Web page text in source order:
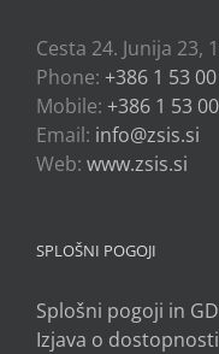
Cesta 24. Junija 23,
Phone: +386 1 53
Mobile: +386 1 53
Email: info@zsis.si
Web: www.zsis.si
SPLOŠNI POGOJI
Splošni pogoji in
Izjava o dostopnosti